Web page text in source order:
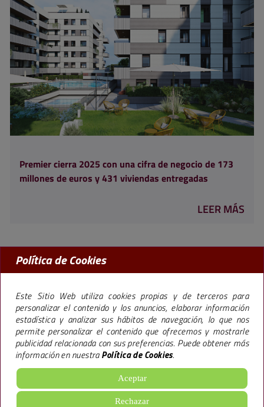
Premier cierra 2025 con una cifra de negocio de 173
millones de euros y 431 viviendas entregadas
LEER MÁS
MADRID:91 456 09 97
BARCELONA: 93 238 50 77
La marca Premier,especializada en la promoción de pisos en Madrid y
Barcelona , lleva más de 40 años trabajando bajo una filosofía empresarial que le
ha llevado a construir más de 65.000 viviendas y 600.000 m2 de oficinas, hoteles y
locales ofreciendoexcelentes calidades , todo ello, siguiendo un sistema degestión
de Calidad Medioambiental
aviso legal·política de cookies·Configuración de cookies·
Política de Cookies
Este Sitio Web utiliza cookies propias y de terceros para
personalizar el contenido y los anuncios, elaborar información
estadística y analizar sus hábitos de navegación, lo que nos
permite personalizar el contenido que ofrecemos y mostrarle
publicidad relacionada con sus preferencias. Puede obtener más
información en nuestraPolítica de Cookies.
Aceptar
Rechazar